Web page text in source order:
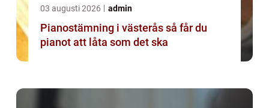
03 augusti 2026 admin
Pianostämning i västerås så får du
pianot att låta som det ska